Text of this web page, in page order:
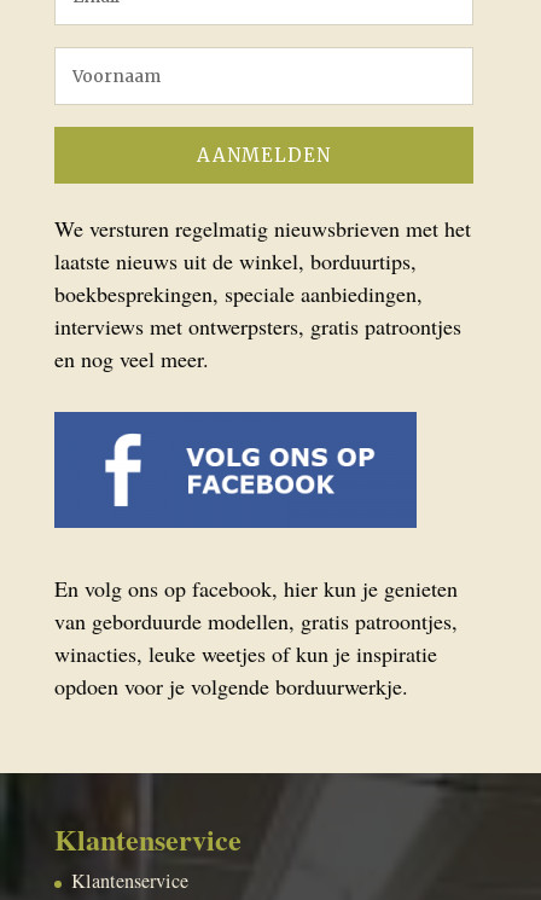
We versturen regelmatig nieuwsbrieven met het
laatste nieuws uit de winkel, borduurtips,
boekbesprekingen, speciale aanbiedingen,
interviews met ontwerpsters, gratis patroontjes
en nog veel meer.
En volg ons op facebook, hier kun je genieten
van geborduurde modellen, gratis patroontjes,
winacties, leuke weetjes of kun je inspiratie
opdoen voor je volgende borduurwerkje.
Klantenservice
Klantenservice